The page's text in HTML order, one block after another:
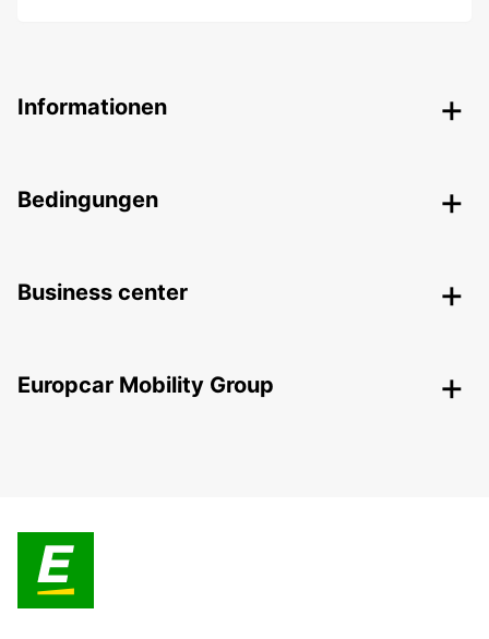
Informationen
Bedingungen
Business center
Europcar Mobility Group